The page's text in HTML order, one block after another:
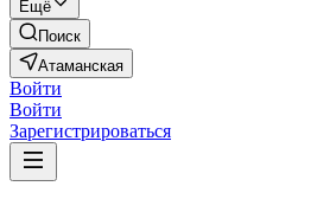
Ещё
Поиск
Атаманская
Войти
Войти
Зарегистрироваться